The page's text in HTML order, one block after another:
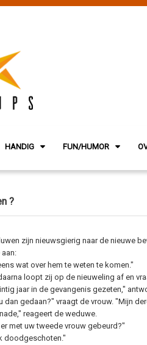
HANDIG FUN/HUMOR
?
zijn nieuwsgierig naar de nieuwe
wat over hem te weten te komen."
loopt zij op de nieuweling af en
jaar in de gevangenis gezeten,"
dan gedaan?" vraagt de vrouw. "Mijn
reageert de weduwe.
met uw tweede vrouw gebeurd?"
doodgeschoten."